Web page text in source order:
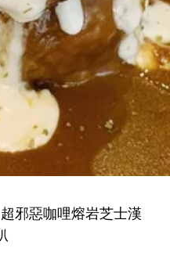
邪惡咖哩熔岩芝士漢